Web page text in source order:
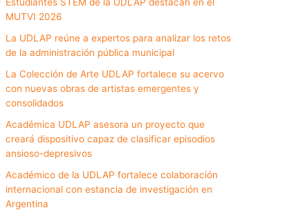
MUTVI 2026
La UDLAP reúne a expertos para analizar los retos
de la administración pública municipal
La Colección de Arte UDLAP fortalece su acervo
con nuevas obras de artistas emergentes y
consolidados
Académica UDLAP asesora un proyecto que
creará dispositivo capaz de clasificar episodios
ansioso-depresivos
Académico de la UDLAP fortalece colaboración
internacional con estancia de investigación en
Argentina